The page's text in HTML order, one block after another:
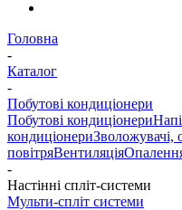
Головна
-
Каталог
-
Побутові кондиціонери
Побутові кондиціонери
кондиціонериЗволожувачі,
повітряВентиляція
-
Настінні спліт-системи
Мульти-спліт системи